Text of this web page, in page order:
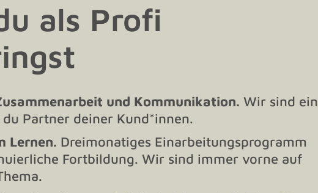
als Profi
und Kommunikation. Wir sind ein
du Partner deiner Kund*innen.
Lernen. Dreimonatiges Einarbeitungsprogramm
Fortbildung. Wir sind immer vorne auf